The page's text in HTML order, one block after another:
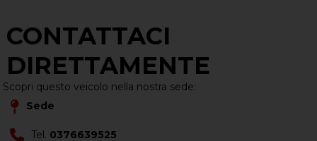
CONTATTACI
DIRETTAMENTE
Scopri questo veicolo nella nostra sede:
Sede
Tel. 0376639525